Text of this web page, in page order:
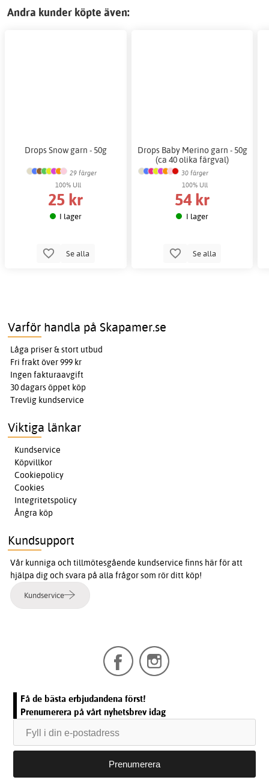
Andra kunder köpte även:
Drops Snow garn - 50g
29 färger
100% Ull
25 kr
I lager
Se alla
Drops Baby Merino garn - 50g
(ca 40 olika färgval)
30 färger
100% Ull
54 kr
I lager
Se alla
Varför handla på Skapamer.se
Låga priser & stort utbud
Fri frakt över 999 kr
Ingen fakturaavgift
30 dagars öppet köp
Trevlig kundservice
Viktiga länkar
Kundservice
Köpvillkor
Cookiepolicy
Cookies
Integritetspolicy
Ångra köp
Kundsupport
Vår kunniga och tillmötesgående kundservice finns här för att
hjälpa dig och svara på alla frågor som rör ditt köp!
Kundservice
Få de bästa erbjudandena först!
Prenumerera på vårt nyhetsbrev idag